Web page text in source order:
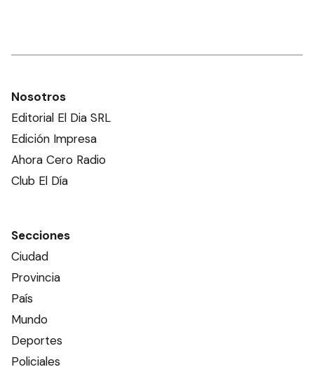
Nosotros
Editorial El Dia SRL
Edición Impresa
Ahora Cero Radio
Club El Día
Secciones
Ciudad
Provincia
País
Mundo
Deportes
Policiales